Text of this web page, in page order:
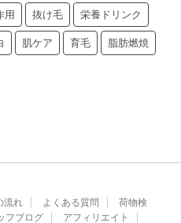
用 抜け毛 栄養ドリンク
肌ケア 育毛 脂肪燃焼
流れ よくある質問
荷物検
フブログ アフィリエイト